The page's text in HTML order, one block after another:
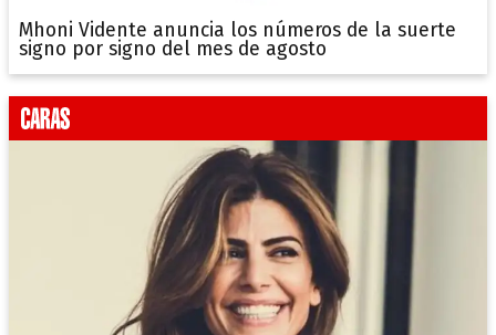
Mhoni Vidente anuncia los números de la suerte
signo por signo del mes de agosto